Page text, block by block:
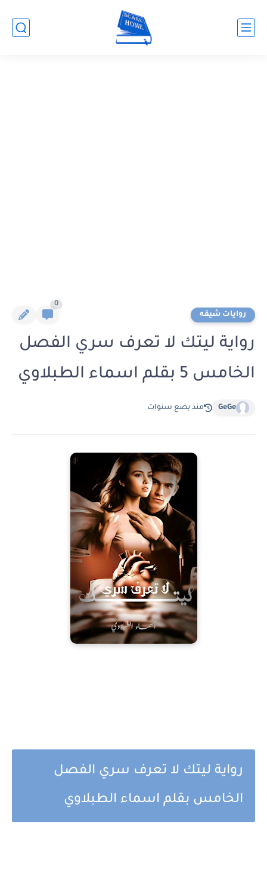
روايات شيقه
0
رواية ليتك لا تعرف سري الفصل
الخامس 5 بقلم اسماء الطبلاوي
GeGe منذ بضع سنوات
رواية ليتك لا تعرف سري الفصل
الخامس بقلم اسماء الطبلاوي